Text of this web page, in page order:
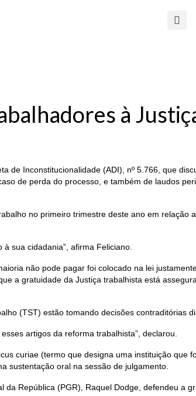
à
de Inconstitucionalidade (ADI), nº 5.766, que
de perda do processo, e também de laudos
no primeiro trimestre deste ano em
sua cidadania”, afirma Feliciano.
não pode pagar foi colocado na lei
a gratuidade da Justiça trabalhista está
(TST) estão tomando decisões contraditórias
artigos da reforma trabalhista”, declarou.
curiae (termo que designa uma instituição que
sustentação oral na sessão de julgamento.
República (PGR), Raquel Dodge, defendeu a